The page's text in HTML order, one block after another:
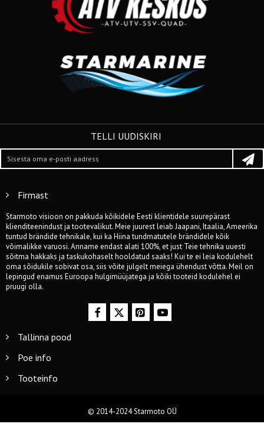
TELLI UUDISKIRI
Firmast
Starmoto visioon on pakkuda kõikidele Eesti klientidele suurepärast
klienditeenindust ja tootevalikut. Meie juurest leiab Jaapani, Itaalia, Ameerika
tuntud brändide tehnikale, kui ka Hiina tundmatutele brändidele kõik
võimalikke varuosi. Anname endast alati 100%, et just Teie tehnika uuesti
sõitma hakkaks ja taskukohaselt hooldatud saaks! Kui te ei leia kodulehelt
oma sõidukile sobivat osa, siis võite julgelt meiega ühendust võtta. Meil on
lepingud enamus Euroopa hulgimüüjatega ja kõiki tooteid kodulehel ei
pruugi olla.
Tallinna pood
Poe info
Tooteinfo
© 2014-2024 Starmoto OÜ